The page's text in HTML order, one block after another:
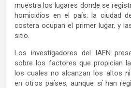
muestra los lugares donde se
homicidios en el país; la ciudad
costera ocupan el primer lugar, y
sitio.
Los investigadores del IAEN
sobre los factores que propician
los cuales no alcanzan los altos
en otros países, aunque sí han